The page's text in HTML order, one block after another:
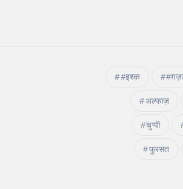
#इश्क़
अल्फाज़
चुप्पी
फुरसत